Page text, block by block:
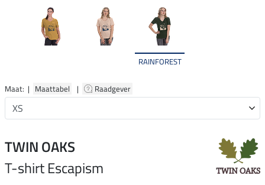
RAINFOREST
Maat: | Maattabel | Raadgever
TWIN OAKS
T-shirt Escapism